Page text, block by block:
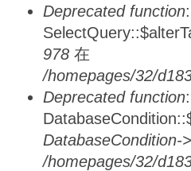
Deprecated function
978 在
/homepages/32/
Deprecated function
DatabaseCondition-
/homepages/32/